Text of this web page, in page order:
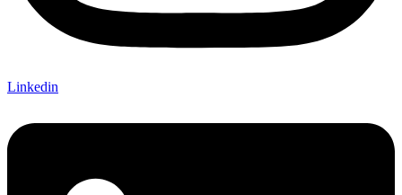
Linkedin